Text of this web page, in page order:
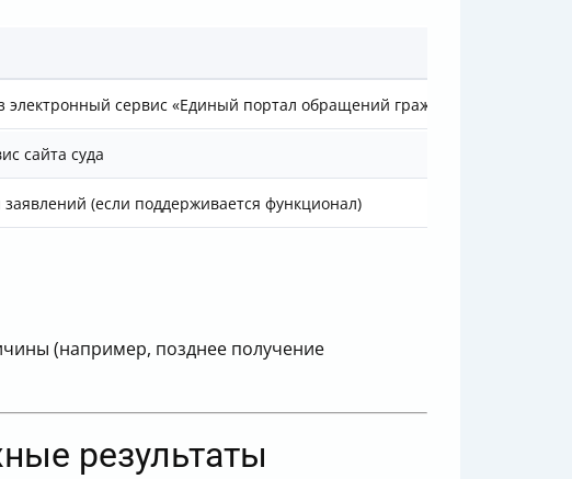
сервис «Единый портал обращений граждан»
сайта суда
(если поддерживается функционал)
(например, позднее получение
результаты